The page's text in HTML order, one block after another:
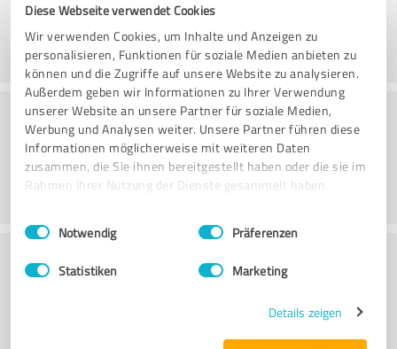
Diese Webseite verwendet Cookies
Wir verwenden Cookies, um Inhalte und Anzeigen zu
personalisieren, Funktionen für soziale Medien anbieten zu
können und die Zugriffe auf unsere Website zu analysieren.
Außerdem geben wir Informationen zu Ihrer Verwendung
unserer Website an unsere Partner für soziale Medien,
Werbung und Analysen weiter. Unsere Partner führen diese
Informationen möglicherweise mit weiteren Daten
zusammen, die Sie ihnen bereitgestellt haben oder die sie im
Rahmen Ihrer Nutzung der Dienste gesammelt haben.
Impressum Datenschutzbestimmungen
Einwilligungsauswahl
Notwendig Präferenzen
Statistiken Marketing
Details zeigen
Beratung